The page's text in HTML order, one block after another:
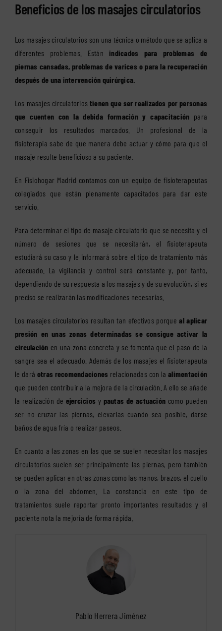
Beneficios de los masajes circulatorios
Los masajes circulatorios son una técnica o método que se aplica a
diferentes problemas. Estánindicados para problemas de
piernas cansadas, problemas de varices o para la recuperación
después de una intervención quirúrgica.
Los masajes circulatorios tienen que ser realizados por personas
que cuenten con la debida formación y capacitación para
conseguir los resultados marcados. Un profesional de la
fisioterapia sabe de que manera debe actuar y cómo para que el
masaje resulte beneficioso a su paciente.
En Fisiohogar Madrid contamos con un equipo de fisioterapeutas
colegiados que están plenamente capacitados para dar este
servicio.
Para determinar el tipo de masaje circulatorio que se necesita y el
número de sesiones que se necesitarán, el fisioterapeuta
estudiará su caso y le informará sobre el tipo de tratamiento más
adecuado. La vigilancia y control será constante y, por tanto,
dependiendo de su respuesta a los masajes y de su evolución, si es
preciso se realizarán las modificaciones necesarias.
Los masajes circulatorios resultan tan efectivos porqueal aplicar
presión en unas zonas determinadas se consigue activar la
circulación en una zona concreta y se fomenta que el paso de la
sangre sea el adecuado. Además de los masajes el fisioterapeuta
le dará otras recomendaciones relacionadas con laalimentación
que pueden contribuir a la mejora de la circulación. A ello se añade
la realización de ejercicios y pautas de actuación como pueden
ser no cruzar las piernas, elevarlas cuando sea posible, darse
baños de agua fría o realizar paseos.
En cuanto a las zonas en las que se suelen necesitar los masajes
circulatorios suelen ser principalmente las piernas, pero también
se pueden aplicar en otras zonas como las manos, brazos, el cuello
o la zona del abdomen. La constancia en este tipo de
tratamientos suele reportar pronto importantes resultados y el
paciente nota la mejoría de forma rápida.
Pablo Herrera Jiménez